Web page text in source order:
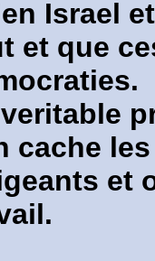
Israel
et que
cache
et